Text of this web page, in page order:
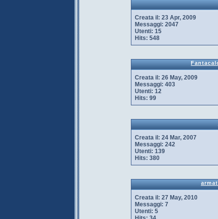
Creata il: 23 Apr, 2009
Messaggi: 2047
Utenti: 15
Hits: 548
Creata il: 26 May, 2009
Messaggi: 403
Utenti: 12
Hits: 99
Creata il: 24 Mar, 2007
Messaggi: 242
Utenti: 139
Hits: 380
Creata il: 27 May, 2010
Messaggi: 7
Utenti: 5